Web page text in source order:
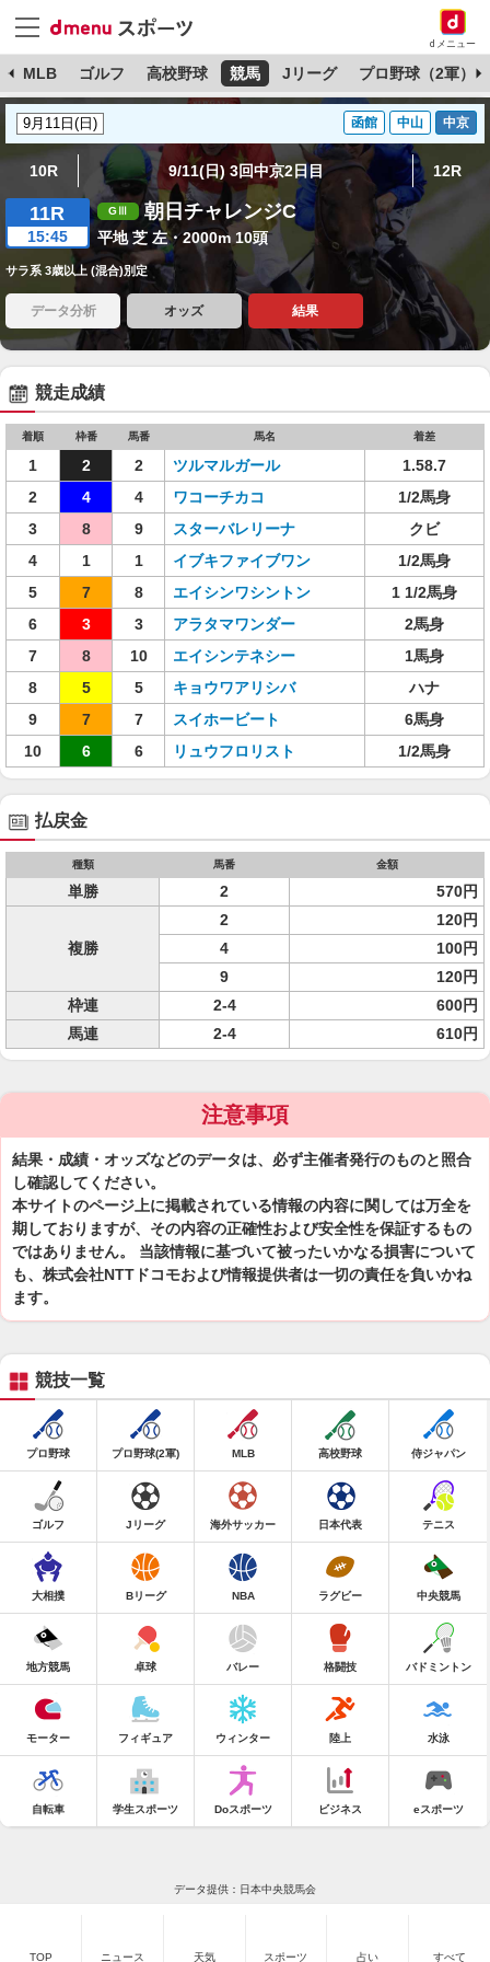
dメニュー
MLB ゴルフ 高校野球 競馬 Jリーグ プロ野球（2軍）
函館 中山 中京
10R 9/11(日) 3回中京2日目 12R
11R
15:45
朝日チャレンジC
平地 芝 左・2000m 10頭
サラ系 3歳以上 (混合)別定
データ分析 オッズ 結果
競走成績
着順 枠番 馬番 馬名 着差
1 2 2 ツルマルガール
1.58.7
2
4 4 ワコーチカコ
1/2馬身
3
8 9 スターバレリーナ
クビ
4
1 1 イブキファイブワン
1/2馬身
5
7 8 エイシンワシントン
1 1/2馬身
6
3 3 アラタマワンダー
2馬身
7
8 10 エイシンテネシー
1馬身
8
5 5 キョウワアリシバ
ハナ
9
7 7 スイホービート
6馬身
10
6 6 リュウフロリスト 1/2馬身
払戻金
種類 馬番 金額
単勝 2 570円
複勝
2
120円
4
100円
9
120円
枠連
2-4
600円
馬連
2-4 610円
注意事項
結果・成績・オッズなどのデータは、必ず主催者発行のものと照合
し確認してください。
本サイトのページ上に掲載されている情報の内容に関しては万全を
期しておりますが、その内容の正確性および安全性を保証するもの
ではありません。 当該情報に基づいて被ったいかなる損害について
も、株式会社NTTドコモおよび情報提供者は一切の責任を負いかね
ます。
競技一覧
プロ野球 プロ野球(2軍) MLB 高校野球 侍ジャパン
ゴルフ Jリーグ 海外サッカー 日本代表 テニス
大相撲 Bリーグ NBA ラグビー 中央競馬
地方競馬 卓球 バレー 格闘技 バドミントン
モーター フィギュア ウィンター 陸上 水泳
自転車 学生スポーツ Doスポーツ ビジネス eスポーツ
データ提供：日本中央競馬会
TOP ニュース 天気 スポーツ 占い すべて